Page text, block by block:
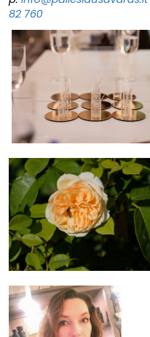
82 760